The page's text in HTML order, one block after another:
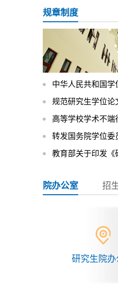
规章制度
中华人民共和国学
规范研究生学位论文与
高等学校学术不端
转发国务院学位委员会 教育部关于印发《研究生教
教育部关于印发《研究生导师
院办公室 招
研究生院办